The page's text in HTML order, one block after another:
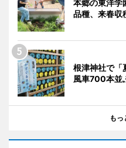
本郷の東洋
品種、来春収
根津神社で
風車700本並
もっ